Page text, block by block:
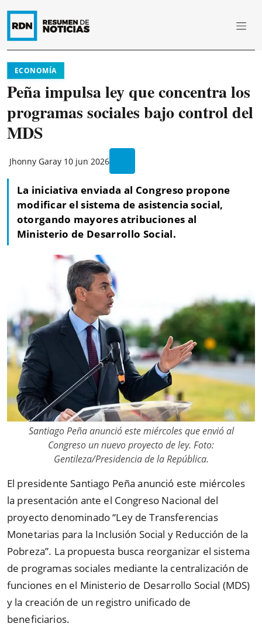
ECONOMÍA
Peña impulsa ley que concentra los
programas sociales bajo control del
MDS
Jhonny Garay 10 jun 2026
La iniciativa enviada al Congreso propone
modificar el sistema de asistencia social,
otorgando mayores atribuciones al
Ministerio de Desarrollo Social.
Santiago Peña anunció este miércoles que envió al
Congreso un nuevo proyecto de ley. Foto:
Gentileza/Presidencia de la República.
El presidente Santiago Peña anunció este miércoles
la presentación ante el Congreso Nacional del
proyecto denominado “Ley de Transferencias
Monetarias para la Inclusión Social y Reducción de la
Pobreza”. La propuesta busca reorganizar el sistema
de programas sociales mediante la centralización de
funciones en el Ministerio de Desarrollo Social (MDS)
y la creación de un registro unificado de
beneficiarios.